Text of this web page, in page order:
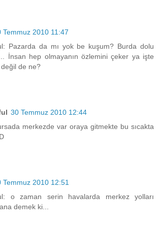
Temmuz 2010 11:47
Pazarda da mı yok be kuşum? Burda dolu
İnsan hep olmayanın özlemini çeker ya işte
de ne?
30 Temmuz 2010 12:44
merkezde var oraya gitmekte bu sıcakta
Temmuz 2010 12:51
o zaman serin havalarda merkez yolları
demek ki...